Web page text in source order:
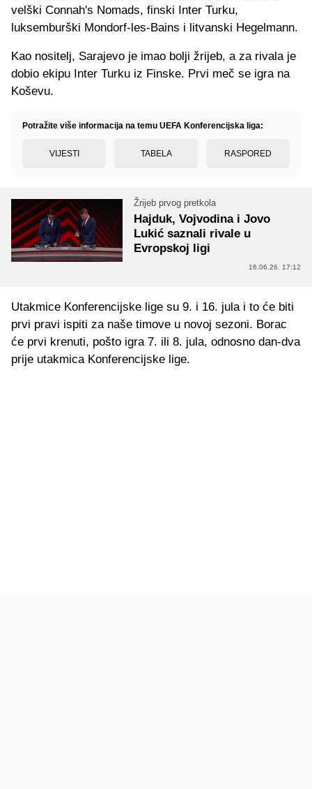
velški Connah's Nomads, finski Inter Turku,
luksemburški Mondorf-les-Bains i litvanski Hegelmann.
Kao nositelj, Sarajevo je imao bolji žrijeb, a za rivala je
dobio ekipu Inter Turku iz Finske. Prvi meč se igra na
Koševu.
Potražite više informacija na temu UEFA Konferencijska liga:
VIJESTI TABELA RASPORED
Žrijeb prvog pretkola
Hajduk, Vojvodina i Jovo
Lukić saznali rivale u
Evropskoj ligi
16.06.26. 17:12
Utakmice Konferencijske lige su 9. i 16. jula i to će biti
prvi pravi ispiti za naše timove u novoj sezoni. Borac
će prvi krenuti, pošto igra 7. ili 8. jula, odnosno dan-dva
prije utakmica Konferencijske lige.